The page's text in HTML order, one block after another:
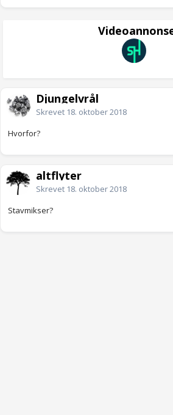
Djungelvrål
Skrevet 18. oktober 2018
Hvorfor?
altflyter
Skrevet 18. oktober 2018
Stavmikser?